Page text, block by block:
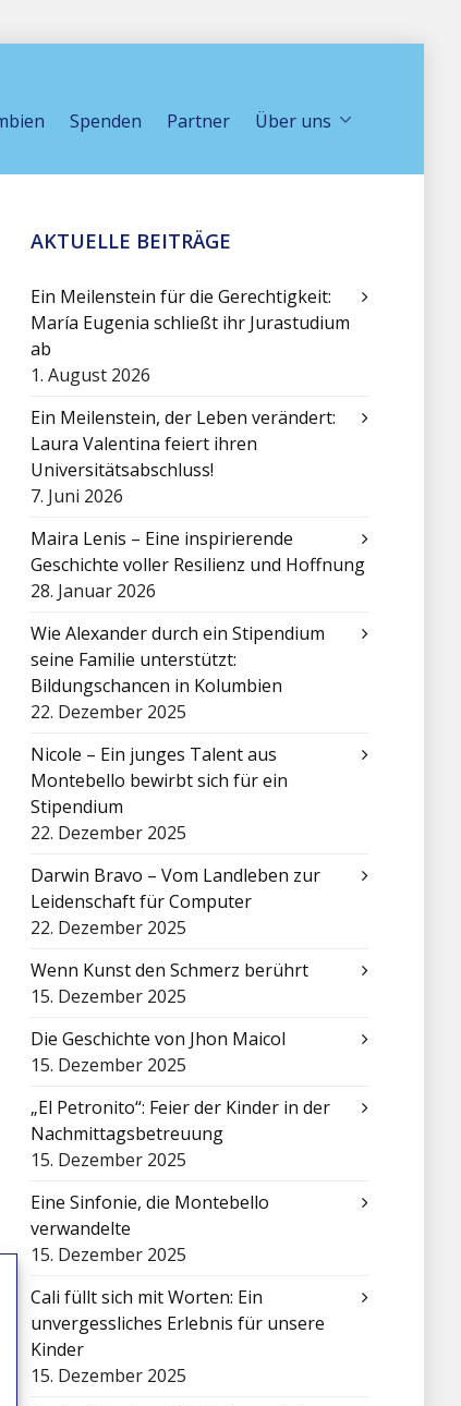
Spenden Partner Über uns
AKTUELLE BEITRÄGE
Ein Meilenstein für die Gerechtigkeit:
María Eugenia schließt ihr Jurastudium
ab
1. August 2026
Ein Meilenstein, der Leben verändert:
Laura Valentina feiert ihren
Universitätsabschluss!
7. Juni 2026
Maira Lenis – Eine inspirierende
Geschichte voller Resilienz und Hoffnung
28. Januar 2026
Wie Alexander durch ein Stipendium
seine Familie unterstützt:
Bildungschancen in Kolumbien
22. Dezember 2025
Nicole – Ein junges Talent aus
Montebello bewirbt sich für ein
Stipendium
22. Dezember 2025
Darwin Bravo – Vom Landleben zur
Leidenschaft für Computer
22. Dezember 2025
Wenn Kunst den Schmerz berührt
15. Dezember 2025
Die Geschichte von Jhon Maicol
15. Dezember 2025
„El Petronito“: Feier der Kinder in der
Nachmittagsbetreuung
15. Dezember 2025
Eine Sinfonie, die Montebello
verwandelte
15. Dezember 2025
Cali füllt sich mit Worten: Ein
unvergessliches Erlebnis für unsere
Kinder
15. Dezember 2025